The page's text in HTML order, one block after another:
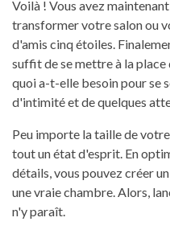
Voilà ! Vous avez
transformer votre salon ou
d'amis cinq étoiles.
suffit de se mettre à la place
quoi a-t-elle besoin pour se
d'intimité et de quelques
Peu importe la taille de
tout un état d'esprit. En
détails, vous pouvez créer
une vraie chambre. Alors,
n'y paraît.